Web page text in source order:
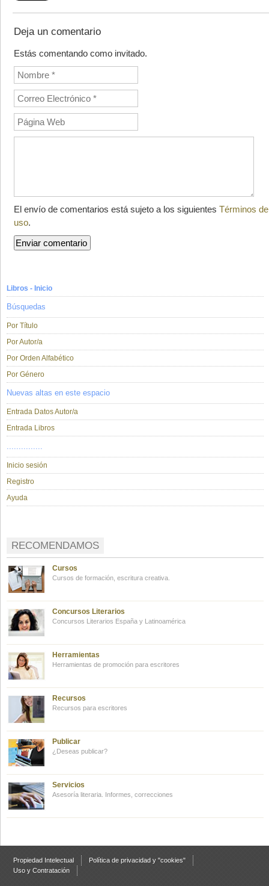
Deja un comentario
Estás comentando como invitado.
El envío de comentarios está sujeto a los siguientes Términos de
uso.
Libros - Inicio
Búsquedas
Por Título
Por Autor/a
Por Orden Alfabético
Por Género
Nuevas altas en este espacio
Entrada Datos Autor/a
Entrada Libros
...............
Inicio sesión
Registro
Ayuda
RECOMENDAMOS
Cursos
Cursos de formación, escritura creativa.
Concursos Literarios
Concursos Literarios España y Latinoamérica
Herramientas
Herramientas de promoción para escritores
Recursos
Recursos para escritores
Publicar
¿Deseas publicar?
Servicios
Asesoría literaria. Informes, correcciones
Propiedad Intelectual
Política de privacidad y "cookies"
Uso y Contratación